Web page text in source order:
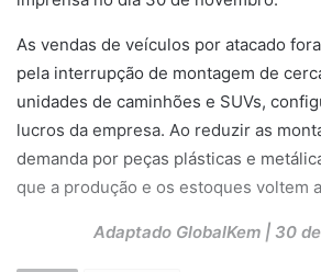
As vendas de veículos por atacado
pela interrupção de montagem de
unidades de caminhões e SUVs,
lucros da empresa. Ao reduzir as
demanda por peças plásticas e
que a produção e os estoques voltem
Adaptado GlobalKem | 30